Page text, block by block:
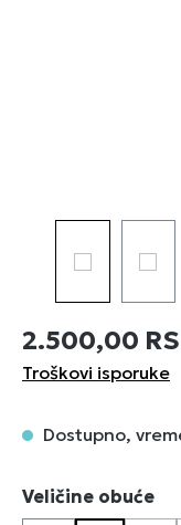
2.500,00
Troškovi isporuke
Dostupno,
Izaberi
Veličine obuće